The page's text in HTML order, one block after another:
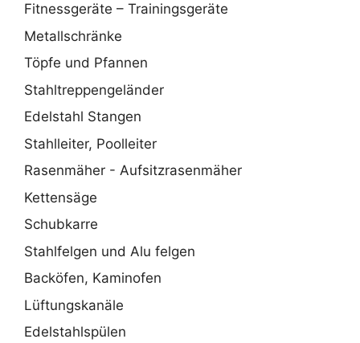
Fitnessgeräte – Trainingsgeräte
Metallschränke
Töpfe und Pfannen
Stahltreppengeländer
Edelstahl Stangen
Stahlleiter, Poolleiter
Rasenmäher - Aufsitzrasenmäher
Kettensäge
Schubkarre
Stahlfelgen und Alu felgen
Backöfen, Kaminofen
Lüftungskanäle
Edelstahlspülen